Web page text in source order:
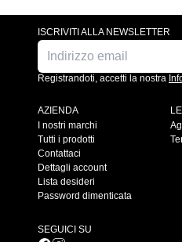
29,00 €.
21,00 €.
ISCRIVITI ALLA NEWSLETTER
Registrandoti, accetti la nostra
AZIENDA
I nostri marchi
Tutti i prodotti
Contattaci
Dettagli account
Lista desideri
Password dimenticata
SEGUICI SU